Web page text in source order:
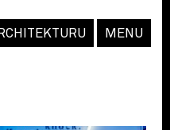
MENU